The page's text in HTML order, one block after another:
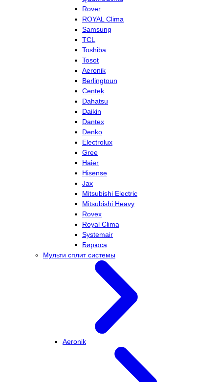
Rover
ROYAL Clima
Samsung
TCL
Toshiba
Tosot
Aeronik
Berlingtoun
Centek
Dahatsu
Daikin
Dantex
Denko
Electrolux
Gree
Haier
Hisense
Jax
Mitsubishi Electric
Mitsubishi Heavy
Rovex
Royal Clima
Systemair
Бирюса
Мульти сплит системы
Aeronik